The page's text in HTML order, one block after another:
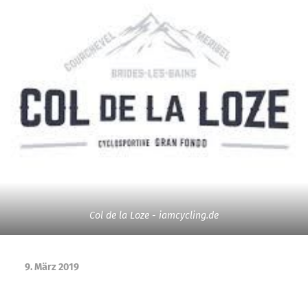
Col de la Loze - iamcycling.de
9. März 2019